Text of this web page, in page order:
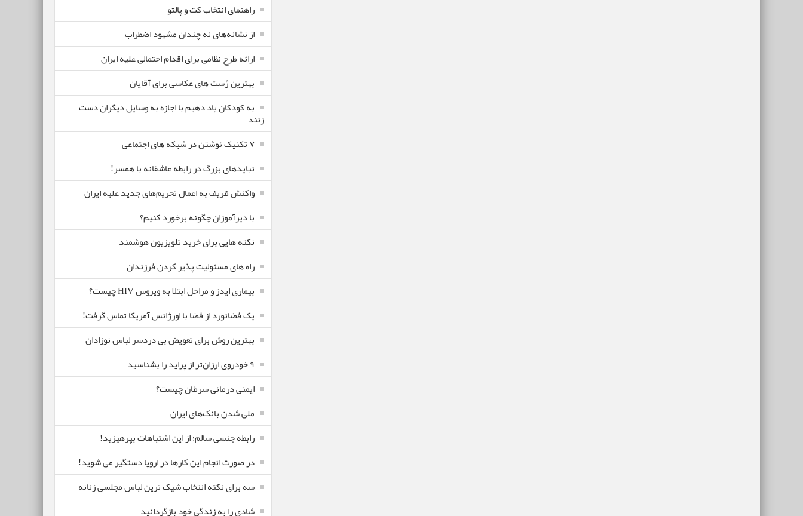
راهنمای انتخاب کت و پالتو
از نشانه‌های نه چندان مشهود اضطراب
ارائه طرح نظامی برای اقدام احتمالی علیه ایران
بهترین ژست های عکاسی برای آقایان
به کودکان یاد دهیم با اجازه به وسایل دیگران دست
زنند
۷ تکنیک نوشتن در شبکه های اجتماعی
نبایدهای بزرگ در رابطه عاشقانه با همسر!
واکنش ظریف به اعمال تحریم‌های جدید علیه ایران
با دیرآموزان چگونه برخورد کنیم؟
نکته هایی برای خرید تلویزیون هوشمند
راه های مسئولیت پذیر کردن فرزندان
بیماری ایدز و مراحل ابتلا به ویروس HIV چیست؟
یک فضانورد از فضا با اورژانس آمریکا تماس گرفت!
بهترین روش برای تعویض بی دردسر لباس نوزادان
٩ خودروی ارزان‌تر از پراید را بشناسید
ایمنی درمانی سرطان چیست؟
ملی شدن بانک‌های ایران
رابطه جنسی سالم؛ از این اشتباهات بپرهیزید!
در صورت انجام این کارها در اروپا دستگیر می شوید!
سه برای نکته انتخاب شیک ترین لباس مجلسی زنانه
شادی را به زندگی خود بازگردانید